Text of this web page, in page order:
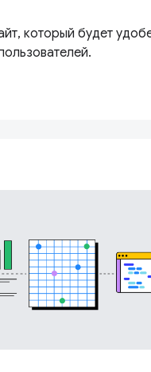
который будет